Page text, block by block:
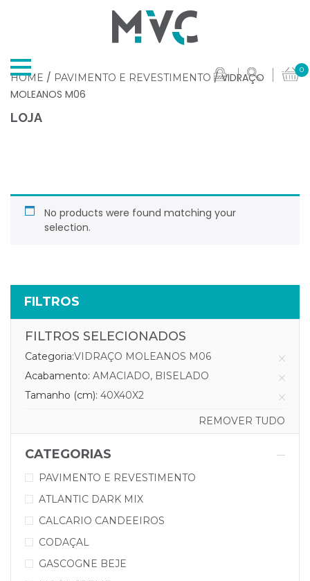
0
HOME / PAVIMENTO E REVESTIMENTO / VIDRAÇO
MOLEANOS M06
LOJA
FILTROS
FILTROS SELECIONADOS
Categoria:VIDRAÇO MOLEANOS M06
Acabamento: AMACIADO, BISELADO
Tamanho (cm): 40X40X2
REMOVER TUDO
CATEGORIAS
PAVIMENTO E REVESTIMENTO
ATLANTIC DARK MIX
CALCARIO CANDEEIROS
CODAÇAL
GASCOGNE BEJE
No products were found matching your
selection.